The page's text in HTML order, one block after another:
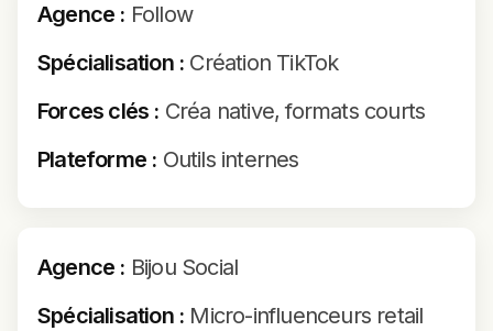
Agence : Follow
Spécialisation : Création TikTok
Forces clés : Créa native, formats courts
Plateforme : Outils internes
Agence : Bijou Social
Spécialisation : Micro-influenceurs retail